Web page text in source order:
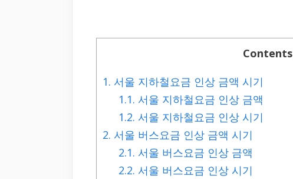
Contents
1. 서울 지하철요금 인상 금액 시기
1.1. 서울 지하철요금 인상 금액
1.2. 서울 지하철요금 인상 시기
2. 서울 버스요금 인상 금액 시기
2.1. 서울 버스요금 인상 금액
2.2. 서울 버스요금 인상 시기